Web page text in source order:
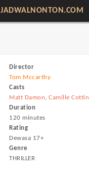
JADWALNONTON.COM
Director
Tom Mccarthy
Casts
Matt Damon,Camille Cottin
Duration
120 minutes
Rating
Dewasa 17+
Genre
THRILLER